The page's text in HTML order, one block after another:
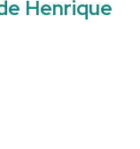
Henrique